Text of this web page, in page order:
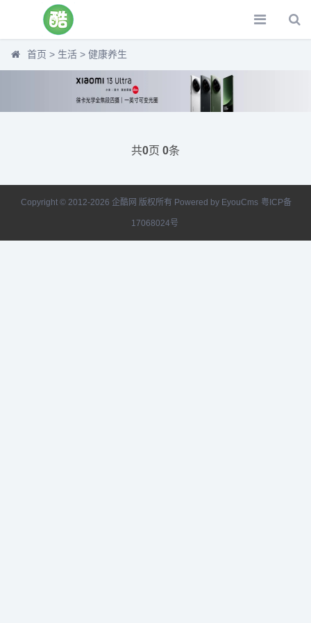
首页 > 生活 > 健康养生
共0页 0条
Copyright © 2012-2026 企酷网 版权所有 Powered by EyouCms 粤ICP备
17068024号